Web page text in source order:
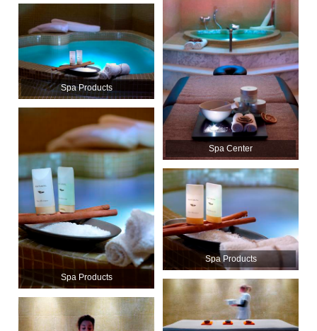
Spa Center
Spa Products
Spa Products
Spa Products